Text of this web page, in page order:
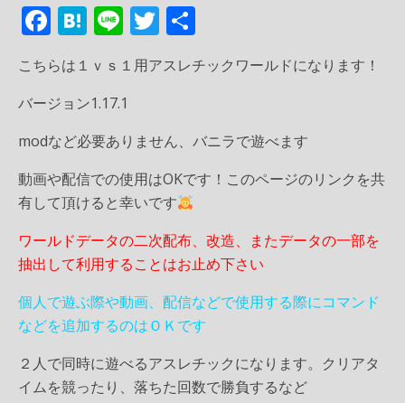
F
ac
e
b
o
o
k
H
e
n
a
Li
n
e
T
itt
有
こちらは１ｖｓ１用アスレチックワールドになります！
バージョン1.17.1
modなど必要ありません、バニラで遊べます
動画や配信での使用はOKです！このページのリンクを共
有して頂けると幸いです
ワールドデータの二次配布、改造、またデータの一部を
抽出して利用することはお止め下さい
個人で遊ぶ際や動画、配信などで使用する際にコマンド
などを追加するのはＯＫです
２人で同時に遊べるアスレチックになります。クリアタ
イムを競ったり、落ちた回数で勝負するなど